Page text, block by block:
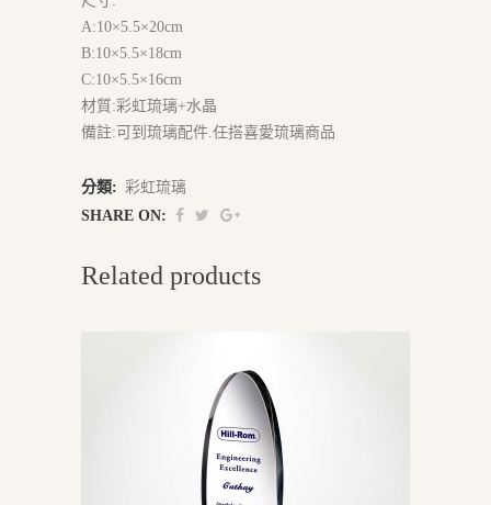
A:10×5.5×20cm
B:10×5.5×18cm
C:10×5.5×16cm
材質:彩虹琉璃+水晶
備註:可到琉璃配件.任搭喜愛琉璃商品
分類: 彩虹琉璃
SHARE ON:
Related products